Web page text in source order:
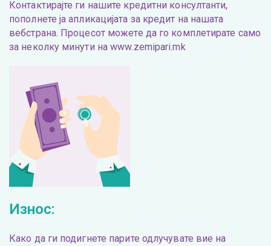
Контактирајте ги нашите кредитни консултанти,
пополнете ја апликацијата за кредит на нашата
вебстрана. Процесот можете да го комплетирате само
за неколку минути на www.zemipari.mk
Износ:
Како да ги подигнете парите одлучувате вие на